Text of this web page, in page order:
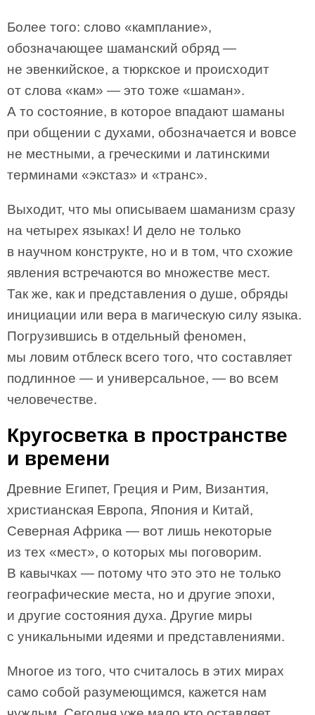
Более того: слово «камплание»,
обозначающее шаманский обряд —
не эвенкийское, а тюркское и происходит
от слова «кам» — это тоже «шаман».
А то состояние, в которое впадают шаманы
при общении с духами, обозначается и вовсе
не местными, а греческими и латинскими
терминами «экстаз» и «транс».
Выходит, что мы описываем шаманизм сразу
на четырех языках! И дело не только
в научном конструкте, но и в том, что схожие
явления встречаются во множестве мест.
Так же, как и представления о душе, обряды
инициации или вера в магическую силу языка.
Погрузившись в отдельный феномен,
мы ловим отблеск всего того, что составляет
подлинное — и универсальное, — во всем
человечестве.
Кругосветка в пространстве
и времени
Древние Египет, Греция и Рим, Византия,
христианская Европа, Япония и Китай,
Северная Африка — вот лишь некоторые
из тех «мест», о которых мы поговорим.
В кавычках — потому что это это не только
географические места, но и другие эпохи,
и другие состояния духа. Другие миры
с уникальными идеями и представлениями.
Многое из того, что считалось в этих мирах
само собой разумеющимся, кажется нам